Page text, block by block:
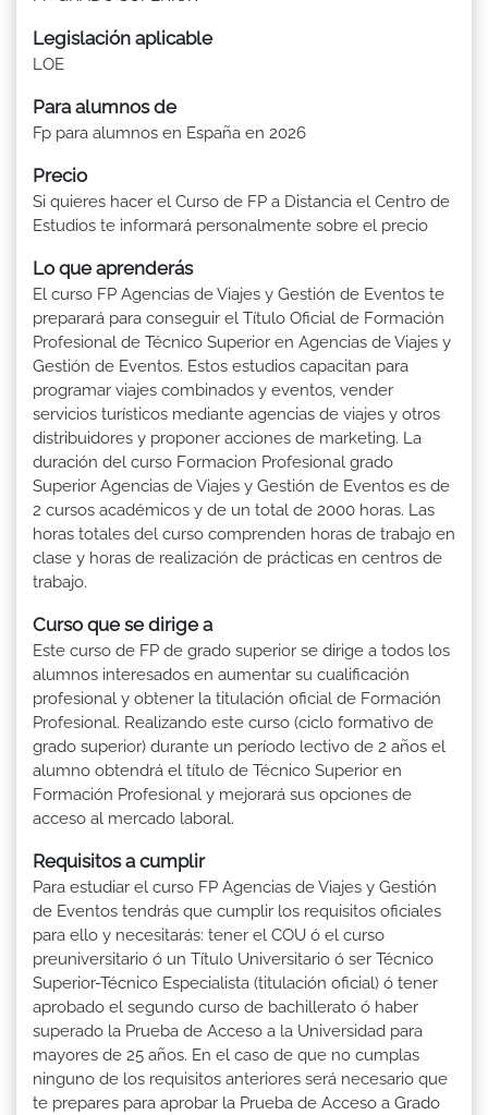
Legislación aplicable
LOE
Para alumnos de
Fp para alumnos en España en 2026
Precio
Si quieres hacer el Curso de FP a Distancia el Centro de
Estudios te informará personalmente sobre el precio
Lo que aprenderás
El curso FP Agencias de Viajes y Gestión de Eventos te
preparará para conseguir el Título Oficial de Formación
Profesional de Técnico Superior en Agencias de Viajes y
Gestión de Eventos. Estos estudios capacitan para
programar viajes combinados y eventos, vender
servicios turísticos mediante agencias de viajes y otros
distribuidores y proponer acciones de marketing. La
duración del curso Formacion Profesional grado
Superior Agencias de Viajes y Gestión de Eventos es de
2 cursos académicos y de un total de 2000 horas. Las
horas totales del curso comprenden horas de trabajo en
clase y horas de realización de prácticas en centros de
trabajo.
Curso que se dirige a
Este curso de FP de grado superior se dirige a todos los
alumnos interesados en aumentar su cualificación
profesional y obtener la titulación oficial de Formación
Profesional. Realizando este curso (ciclo formativo de
grado superior) durante un período lectivo de 2 años el
alumno obtendrá el título de Técnico Superior en
Formación Profesional y mejorará sus opciones de
acceso al mercado laboral.
Requisitos a cumplir
Para estudiar el curso FP Agencias de Viajes y Gestión
de Eventos tendrás que cumplir los requisitos oficiales
para ello y necesitarás: tener el COU ó el curso
preuniversitario ó un Título Universitario ó ser Técnico
Superior-Técnico Especialista (titulación oficial) ó tener
aprobado el segundo curso de bachillerato ó haber
superado la Prueba de Acceso a la Universidad para
mayores de 25 años. En el caso de que no cumplas
ninguno de los requisitos anteriores será necesario que
te prepares para aprobar la Prueba de Acceso a Grado